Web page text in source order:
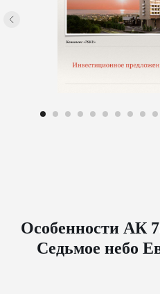
Особенности АК
Седьмое небо